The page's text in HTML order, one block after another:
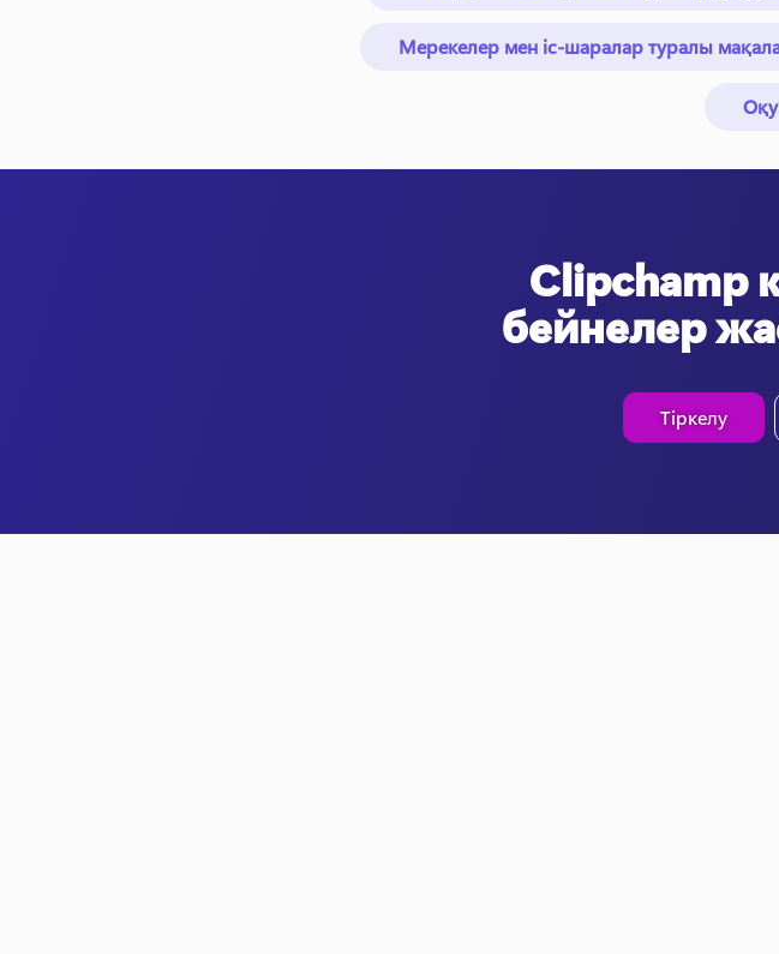
Мерекелер мен іс-шаралар туралы
Оқу
Clipchamp
бейнелер
Тіркелу